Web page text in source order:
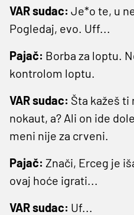
VAR sudac: Je*o te, u
Pogledaj, evo. Uff...
Pajač: Borba za loptu.
kontrolom loptu.
VAR sudac: Šta kažeš ti
nokaut, a? Ali on ide
meni nije za crveni.
Pajač: Znači, Erceg je
ovaj hoće igrati...
VAR sudac: Uf...